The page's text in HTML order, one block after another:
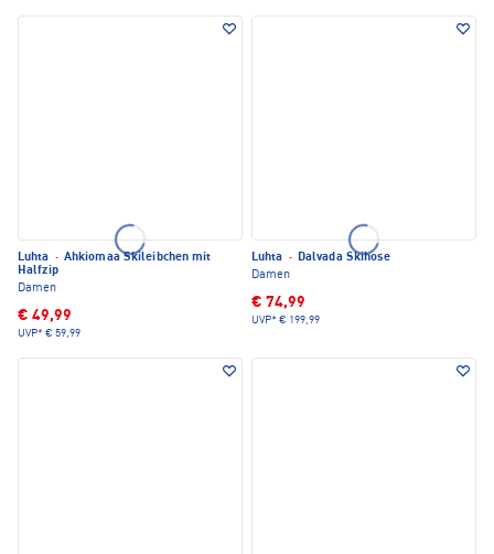
Luhta · Ahkiomaa Skileibchen mit
Halfzip
Damen
€ 49,99
UVP* € 59,99
Luhta · Dalvada Skihose
Damen
€ 74,99
UVP* € 199,99